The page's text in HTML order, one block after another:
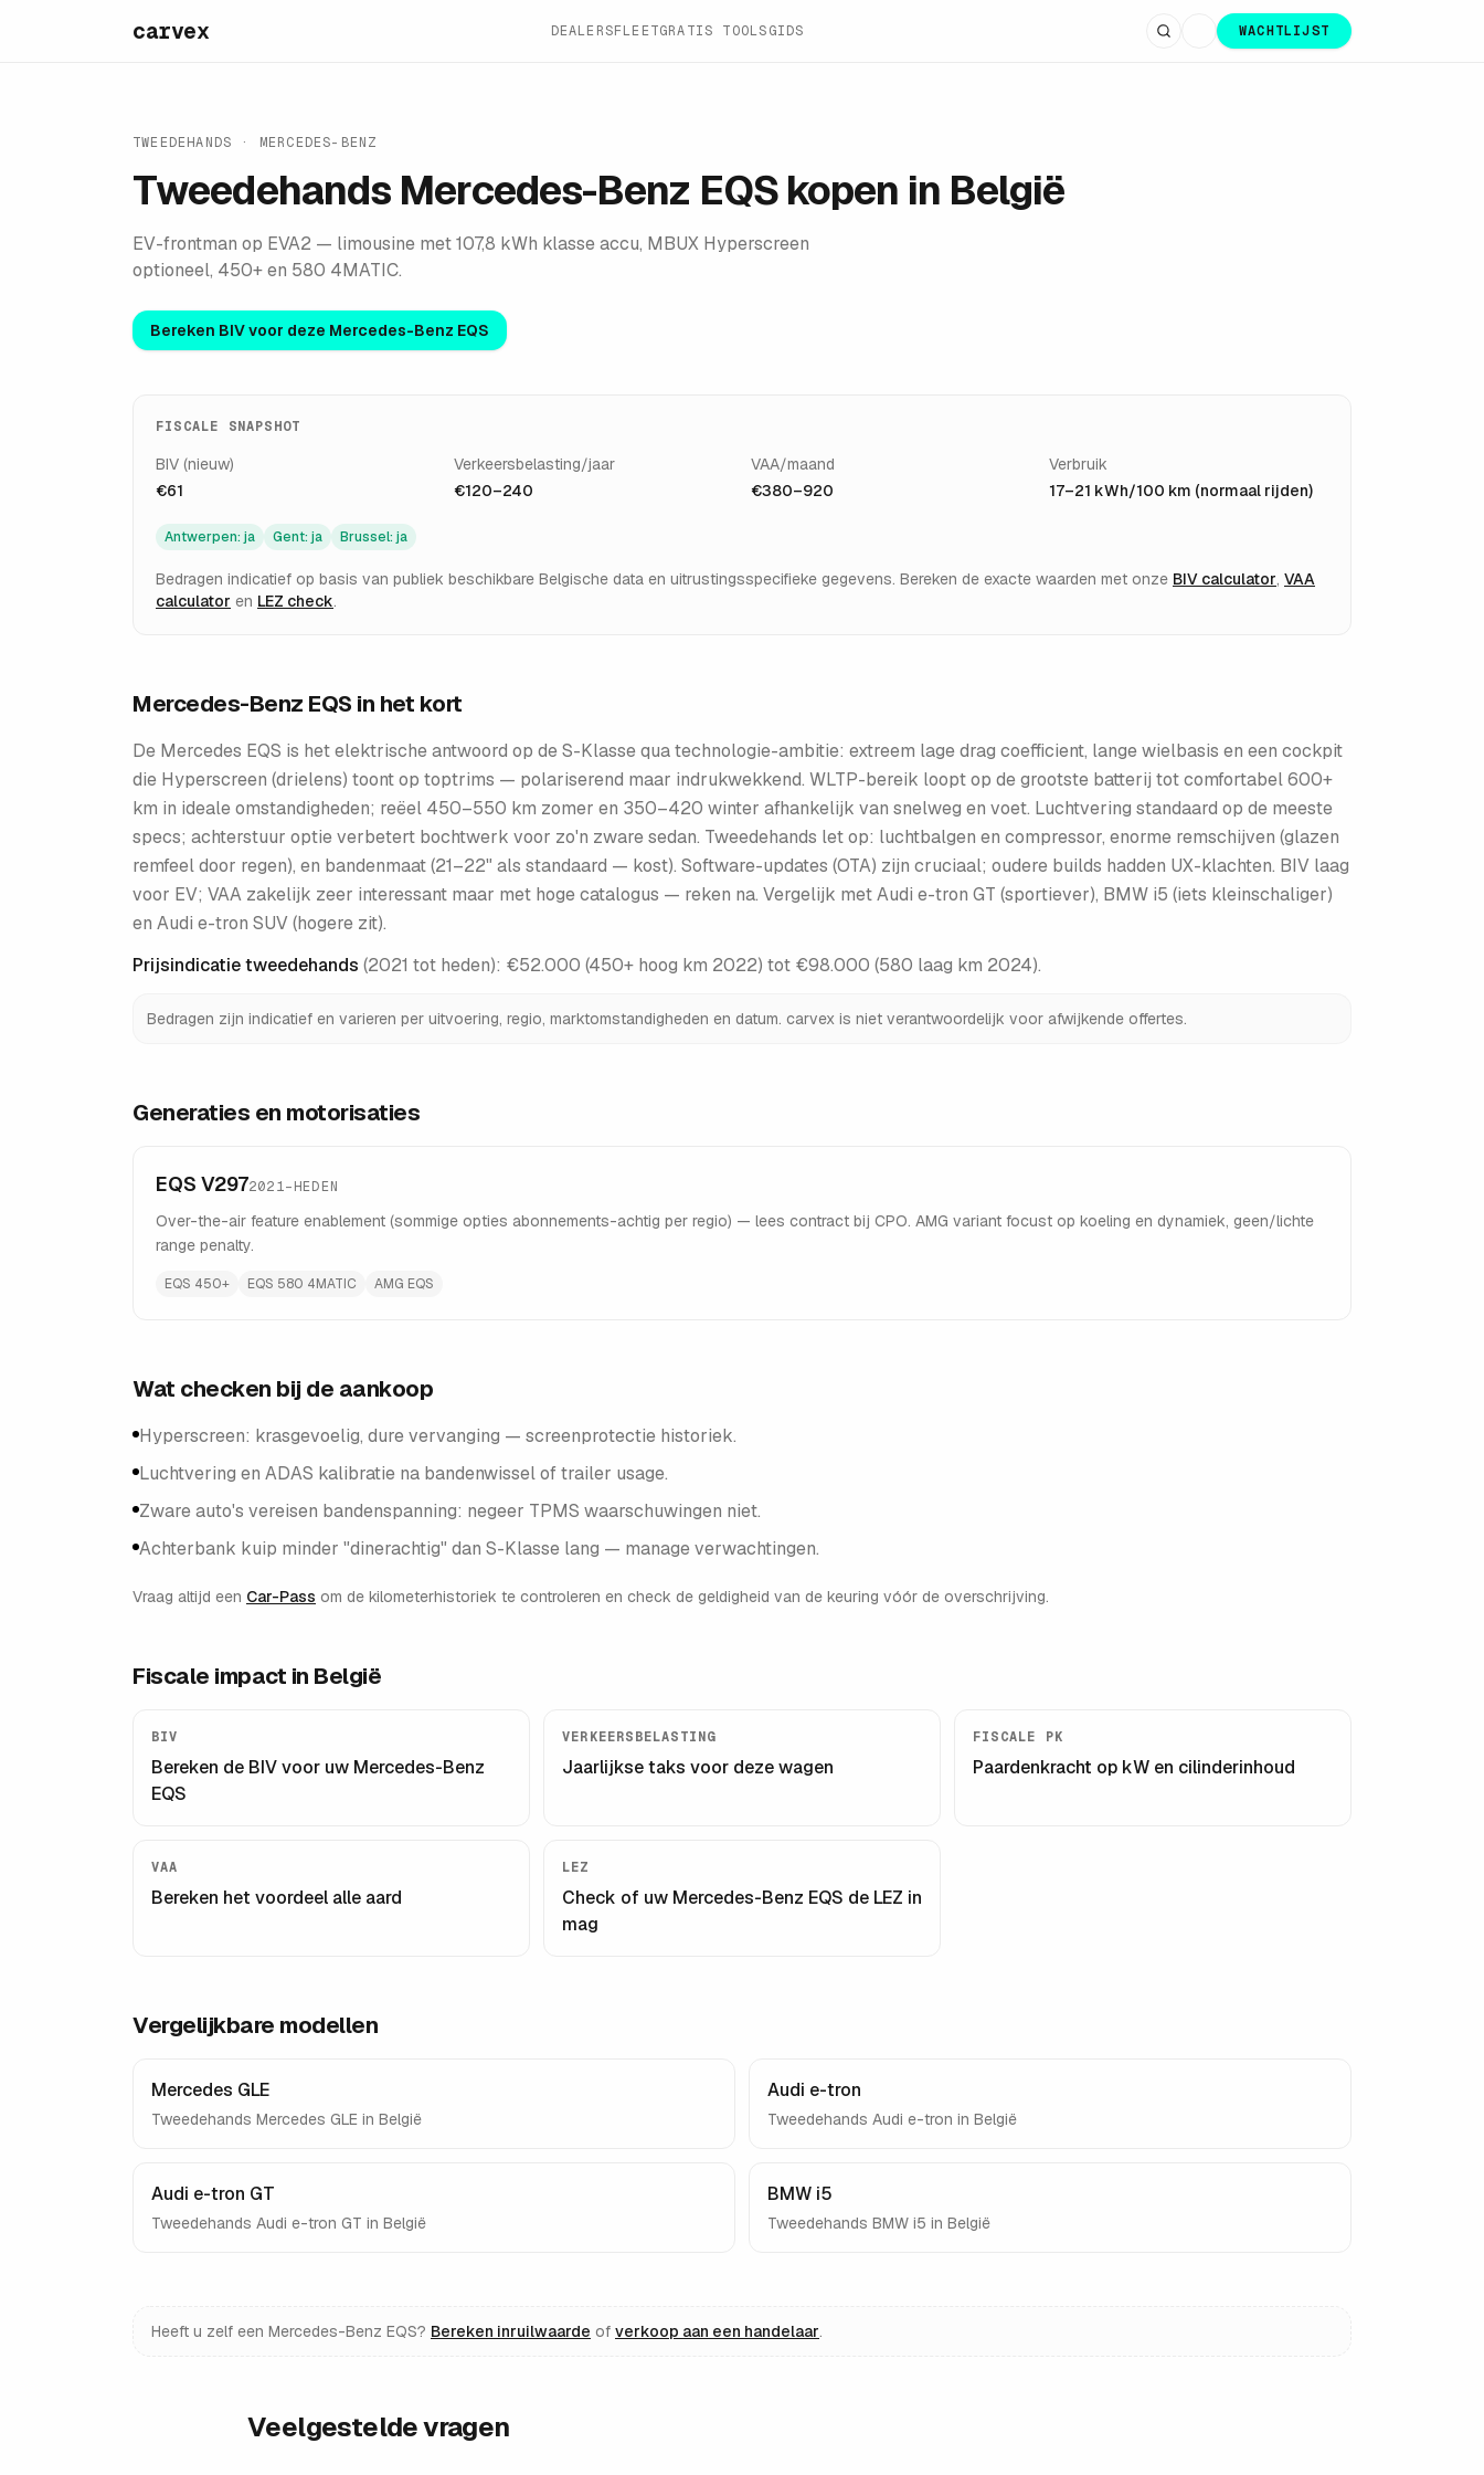
carvex DEALERSFLEETGRATIS TOOLSGIDS WACHTLIJST
TWEEDEHANDS · MERCEDES-BENZ
Tweedehands Mercedes-Benz EQSkopen in België
EV-frontman op EVA2 — limousine met 107,8 kWh klasse accu, MBUX Hyperscreen
optioneel, 450+ en 580 4MATIC.
Bereken BIV voor deze Mercedes-Benz EQS
FISCALE SNAPSHOT
BIV (nieuw)
€61
Verkeersbelasting/jaar
€120–240
VAA/maand
€380–920
Verbruik
17–21 kWh/100 km (normaal rijden)
Antwerpen: ja Gent: ja Brussel: ja
Bedragen indicatief op basis van publiek beschikbare Belgische data en uitrustingsspecifieke gegevens. Bereken de exacte waarden met onze BIV calculator, VAA
calculator en LEZ check.
Mercedes-Benz EQS in het kort
De Mercedes EQS is het elektrische antwoord op de S-Klasse qua technologie-ambitie: extreem lage drag coefficient, lange wielbasis en een cockpit
die Hyperscreen (drielens) toont op toptrims — polariserend maar indrukwekkend. WLTP-bereik loopt op de grootste batterij tot comfortabel 600+
km in ideale omstandigheden; reëel 450–550 km zomer en 350–420 winter afhankelijk van snelweg en voet. Luchtvering standaard op de meeste
specs; achterstuur optie verbetert bochtwerk voor zo'n zware sedan. Tweedehands let op: luchtbalgen en compressor, enorme remschijven (glazen
remfeel door regen), en bandenmaat (21–22" als standaard — kost). Software-updates (OTA) zijn cruciaal; oudere builds hadden UX-klachten. BIV laag
voor EV; VAA zakelijk zeer interessant maar met hoge catalogus — reken na. Vergelijk met Audi e-tron GT (sportiever), BMW i5 (iets kleinschaliger)
en Audi e-tron SUV (hogere zit).
Prijsindicatie tweedehands (2021 tot heden): €52.000 (450+ hoog km 2022) tot €98.000 (580 laag km 2024).
Bedragen zijn indicatief en varieren per uitvoering, regio, marktomstandigheden en datum. carvex is niet verantwoordelijk voor afwijkende offertes.
Generaties en motorisaties
EQS V2972021–HEDEN
Over-the-air feature enablement (sommige opties abonnements-achtig per regio) — lees contract bij CPO. AMG variant focust op koeling en dynamiek, geen/lichte
range penalty.
EQS 450+ EQS 580 4MATIC AMG EQS
Wat checken bij de aankoop
Hyperscreen: krasgevoelig, dure vervanging — screenprotectie historiek.
Luchtvering en ADAS kalibratie na bandenwissel of trailer usage.
Zware auto's vereisen bandenspanning: negeer TPMS waarschuwingen niet.
Achterbank kuip minder "dinerachtig" dan S-Klasse lang — manage verwachtingen.
Vraag altijd een Car-Pass om de kilometerhistoriek te controleren en check de geldigheid van de keuring vóór de overschrijving.
Fiscale impact in België
BIV
Bereken de BIV voor uw Mercedes-Benz
EQS
VERKEERSBELASTING
Jaarlijkse taks voor deze wagen
FISCALE PK
Paardenkracht op kW en cilinderinhoud
VAA
Bereken het voordeel alle aard
LEZ
Check of uw Mercedes-Benz EQS de LEZ in
mag
Vergelijkbare modellen
Mercedes GLE
Tweedehands Mercedes GLE in België
Audi e-tron
Tweedehands Audi e-tron in België
Audi e-tron GT
Tweedehands Audi e-tron GT in België
BMW i5
Tweedehands BMW i5 in België
Heeft u zelf een Mercedes-Benz EQS? Bereken inruilwaarde of verkoop aan een handelaar.
Veelgestelde vragen